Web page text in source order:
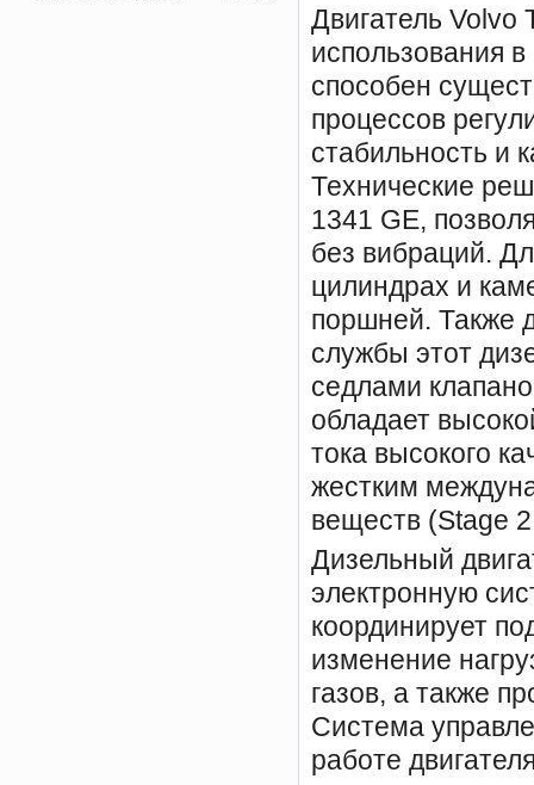
Двигатель Volvo
использования в
способен
процессов
стабильность и
Технические
1341 GE,
без вибраций.
цилиндрах и
поршней. Также
службы этот
седлами
обладает
тока высокого
жестким
веществ (Stage
Дизельный
электронную
координирует
изменение
газов, а также
Система
работе